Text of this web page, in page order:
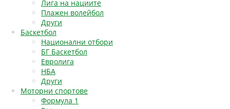
Лига на нациите
Плажен волейбол
Други
Баскетбол
Национални отбори
БГ Баскетбол
Евролига
НБА
Други
Моторни спортове
Формула 1